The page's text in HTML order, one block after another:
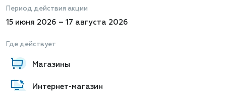
Период действия акции
15 июня 2026 – 17 августа 2026
Где действует
Магазины
Интернет-магазин